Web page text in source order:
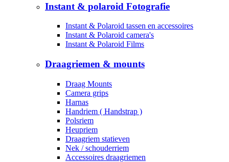
Instant & polaroid Fotografie
Instant & Polaroid tassen en accessoires
Instant & Polaroid camera's
Instant & Polaroid Films
Draagriemen & mounts
Draag Mounts
Camera grips
Harnas
Handriem ( Handstrap )
Polsriem
Heupriem
Draagriem statieven
Nek / schouderriem
Accessoires draagriemen